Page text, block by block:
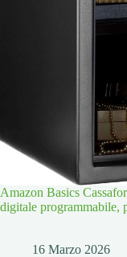
Amazon Basics
digitale programmabile,
16 Marzo 2026